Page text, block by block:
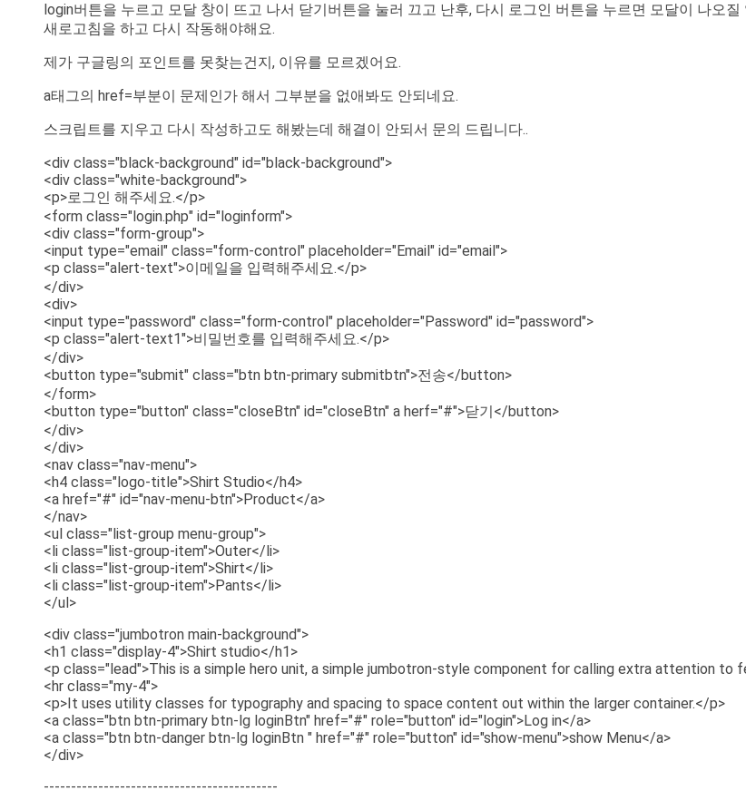
login버튼을 누르고 모달 창이 뜨고 나서 닫기버튼을 눌러 끄고 난후, 다시 로그인 버튼을 누르면 모달이 나오
새로고침을 하고 다시 작동해야해요.
제가 구글링의 포인트를 못찾는건지, 이유를 모르겠어요.
a태그의 href=부분이 문제인가 해서 그부분을 없애봐도 안되네요.
스크립트를 지우고 다시 작성하고도 해봤는데 해결이 안되서 문의 드립니다..
<div class="black-background" id="black-background">
<div class="white-background">
<p>로그인 해주세요.</p>
<form class="login.php" id="loginform">
<div class="form-group">
<input type="email" class="form-control" placeholder="Email" id="email">
<p class="alert-text">이메일을 입력해주세요.</p>
</div>
<div>
<input type="password" class="form-control" placeholder="Password" id="password">
<p class="alert-text1">비밀번호를 입력해주세요.</p>
</div>
<button type="submit" class="btn btn-primary submitbtn">전송</button>
</form>
<button type="button" class="closeBtn" id="closeBtn" a herf="#">닫기</button>
</div>
</div>
<nav class="nav-menu">
<h4 class="logo-title">Shirt Studio</h4>
<a href="#" id="nav-menu-btn">Product</a>
</nav>
<ul class="list-group menu-group">
<li class="list-group-item">Outer</li>
<li class="list-group-item">Shirt</li>
<li class="list-group-item">Pants</li>
</ul>
<div class="jumbotron main-background">
<h1 class="display-4">Shirt studio</h1>
<p class="lead">This is a simple hero unit, a simple jumbotron-style component for calling extra attention to
<hr class="my-4">
<p>It uses utility classes for typography and spacing to space content out within the larger container.</p>
<a class="btn btn-primary btn-lg loginBtn" href="#" role="button" id="login">Log in</a>
<a class="btn btn-danger btn-lg loginBtn " href="#" role="button" id="show-menu">show Menu</a>
</div>
-------------------------------------------